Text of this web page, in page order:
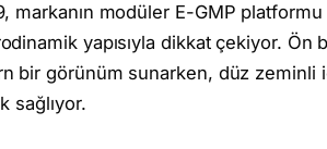
markanın modüler E-GMP
yapısıyla dikkat çekiyor.
bir görünüm sunarken, düz zeminli
sağlıyor.